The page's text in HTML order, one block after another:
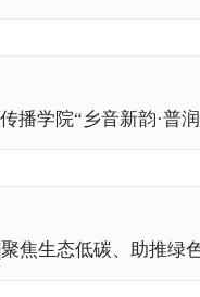
焦生态低碳、助推绿